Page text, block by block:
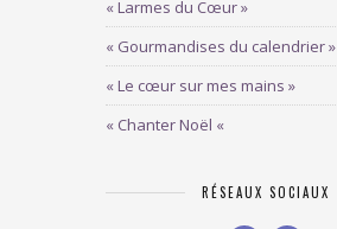
« Larmes du Cœur »
« Gourmandises du calendrier »
« Le cœur sur mes mains »
« Chanter Noël «
RÉSEAUX SOCIAUX